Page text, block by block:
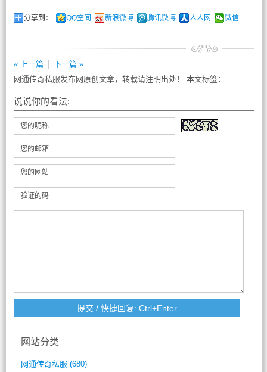
分享到： QQ空间 新浪微博 腾讯微博 人人网 微信
« 上一篇
下一篇 »
网通传奇私服发布网原创文章，转载请注明出处！ 本文标签：
说说你的看法:
您的昵称
您的邮箱
您的网站
验证的码
网站分类
网通传奇私服 (680)